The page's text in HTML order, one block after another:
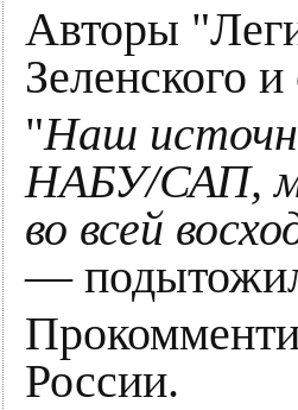
Авторы
Зеленского
"Наш
НАБУ/САП,
во всей
—
России.